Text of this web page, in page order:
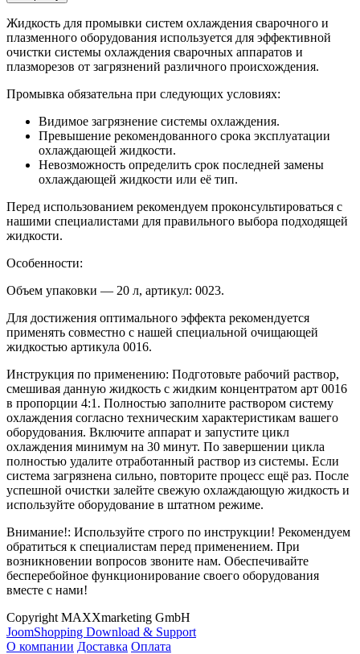
Жидкость для промывки систем охлаждения сварочного и
плазменного оборудования используется для эффективной
очистки системы охлаждения сварочных аппаратов и
плазморезов от загрязнений различного происхождения.
Промывка обязательна при следующих условиях:
Видимое загрязнение системы охлаждения.
Превышение рекомендованного срока эксплуатации
охлаждающей жидкости.
Невозможность определить срок последней замены
охлаждающей жидкости или её тип.
Перед использованием рекомендуем проконсультироваться с
нашими специалистами для правильного выбора подходящей
жидкости.
Особенности:
Объем упаковки — 20 л, артикул: 0023.
Для достижения оптимального эффекта рекомендуется
применять совместно с нашей специальной очищающей
жидкостью артикула 0016.
Инструкция по применению: Подготовьте рабочий раствор,
смешивая данную жидкость с жидким концентратом арт 0016
в пропорции 4:1. Полностью заполните раствором систему
охлаждения согласно техническим характеристикам вашего
оборудования. Включите аппарат и запустите цикл
охлаждения минимум на 30 минут. По завершении цикла
полностью удалите отработанный раствор из системы. Если
система загрязнена сильно, повторите процесс ещё раз. После
успешной очистки залейте свежую охлаждающую жидкость и
используйте оборудование в штатном режиме.
Внимание!: Используйте строго по инструкции! Рекомендуем
обратиться к специалистам перед применением. При
возникновении вопросов звоните нам. Обеспечивайте
бесперебойное функционирование своего оборудования
вместе с нами!
Copyright MAXXmarketing GmbH
JoomShopping Download & Support
О компании Доставка Оплата